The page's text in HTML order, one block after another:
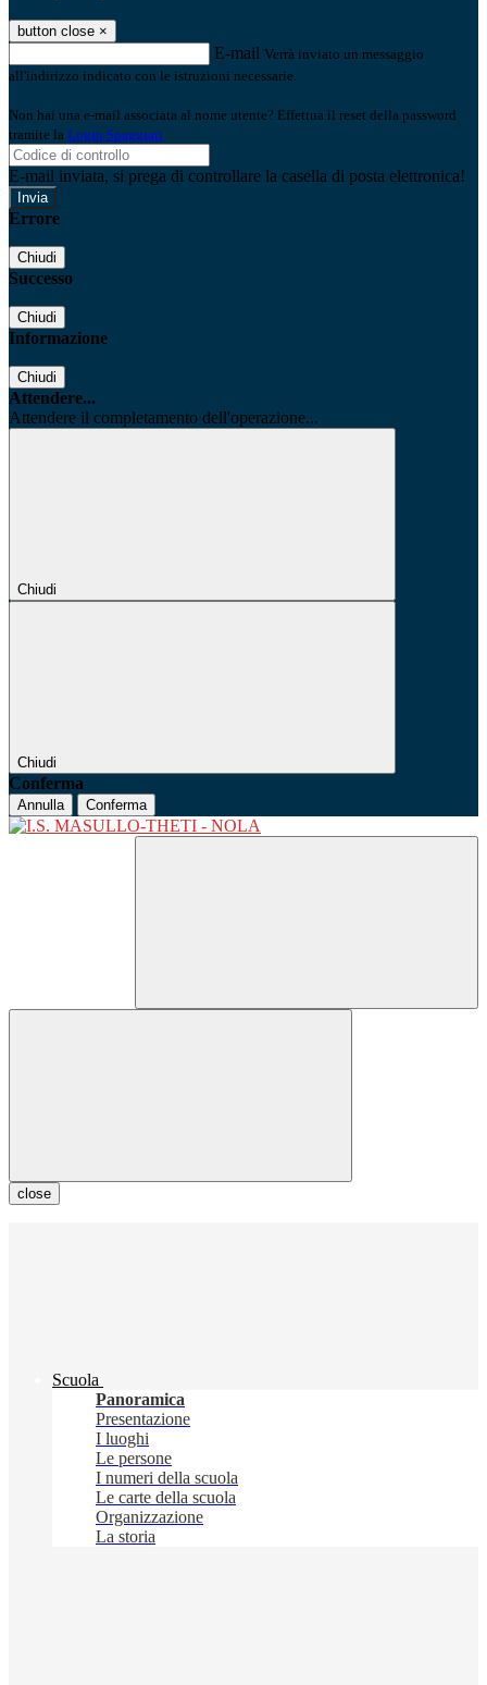
button close ×
E-mail Verrà inviato un messaggio
all'indirizzo indicato con le istruzioni necessarie.
Non hai una e-mail associata al nome utente? Effettua il reset della password
tramite la Login Spaggiari
E-mail inviata, si prega di controllare la casella di posta elettronica!
Errore
Chiudi
Successo
Chiudi
Informazione
Chiudi
Attendere...
Attendere il completamento dell'operazione...
Chiudi
Chiudi
Conferma
Annulla Conferma
close
Scuola
Panoramica
Presentazione
I luoghi
Le persone
I numeri della scuola
Le carte della scuola
Organizzazione
La storia